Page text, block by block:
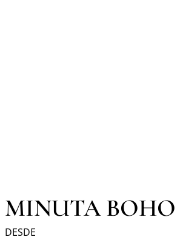
MINUTA BOHO
DESDE